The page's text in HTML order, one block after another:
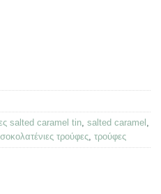
salted caramel tin salted caramel
σοκολατένιες τρούφες τρούφες